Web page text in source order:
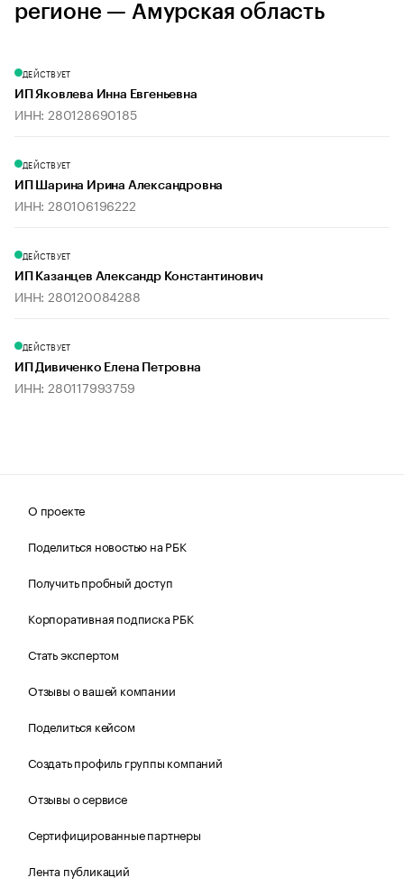
регионе — Амурская область
ДЕЙСТВУЕТ
ИП Яковлева Инна Евгеньевна
ИНН: 280128690185
ДЕЙСТВУЕТ
ИП Шарина Ирина Александровна
ИНН: 280106196222
ДЕЙСТВУЕТ
ИП Казанцев Александр Константинович
ИНН: 280120084288
ДЕЙСТВУЕТ
ИП Дивиченко Елена Петровна
ИНН: 280117993759
О проекте
Поделиться новостью на РБК
Получить пробный доступ
Корпоративная подписка РБК
Стать экспертом
Отзывы о вашей компании
Поделиться кейсом
Создать профиль группы компаний
Отзывы о сервисе
Сертифицированные партнеры
Лента публикаций